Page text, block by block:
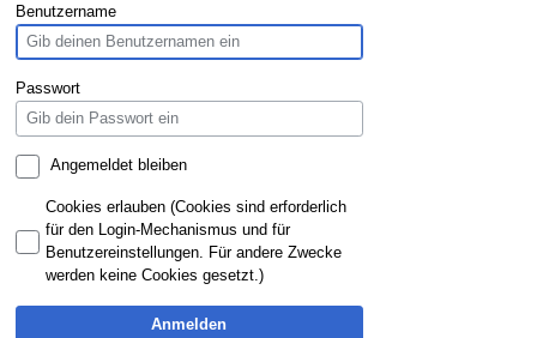
Zur
Navigation
springen
Zur
Suche
springen
Benutzername
Passwort
Angemeldet bleiben
Cookies erlauben (Cookies sind erforderlich
für den Login-Mechanismus und für
Benutzereinstellungen. Für andere Zwecke
werden keine Cookies gesetzt.)
Anmelden